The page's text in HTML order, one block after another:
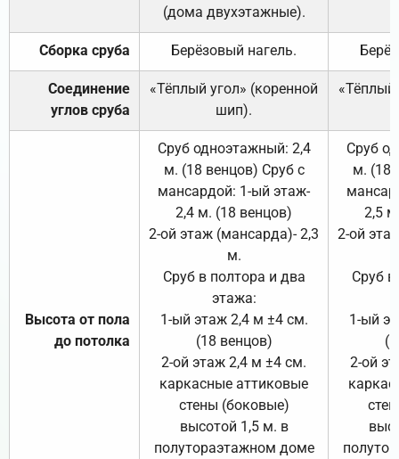
(дома двухэтажные).
Сборка сруба Берёзовый нагель.
Соединение
углов сруба
«Тёплый угол» (коренной
шип).
«Тёплый
Высота от пола
до потолка
Сруб одноэтажный: 2,4
м. (18 венцов) Сруб с
мансардой: 1-ый этаж-
2,4 м. (18 венцов)
2-ой этаж (мансарда)- 2,3
м.
Сруб в полтора и два
этажа:
1-ый этаж 2,4 м ±4 см.
(18 венцов)
2-ой этаж 2,4 м ±4 см.
каркасные аттиковые
стены (боковые)
высотой 1,5 м. в
полутораэтажном доме
Сруб
м. (18
2,5
2-ой
Сруб
1-ый
2-ой